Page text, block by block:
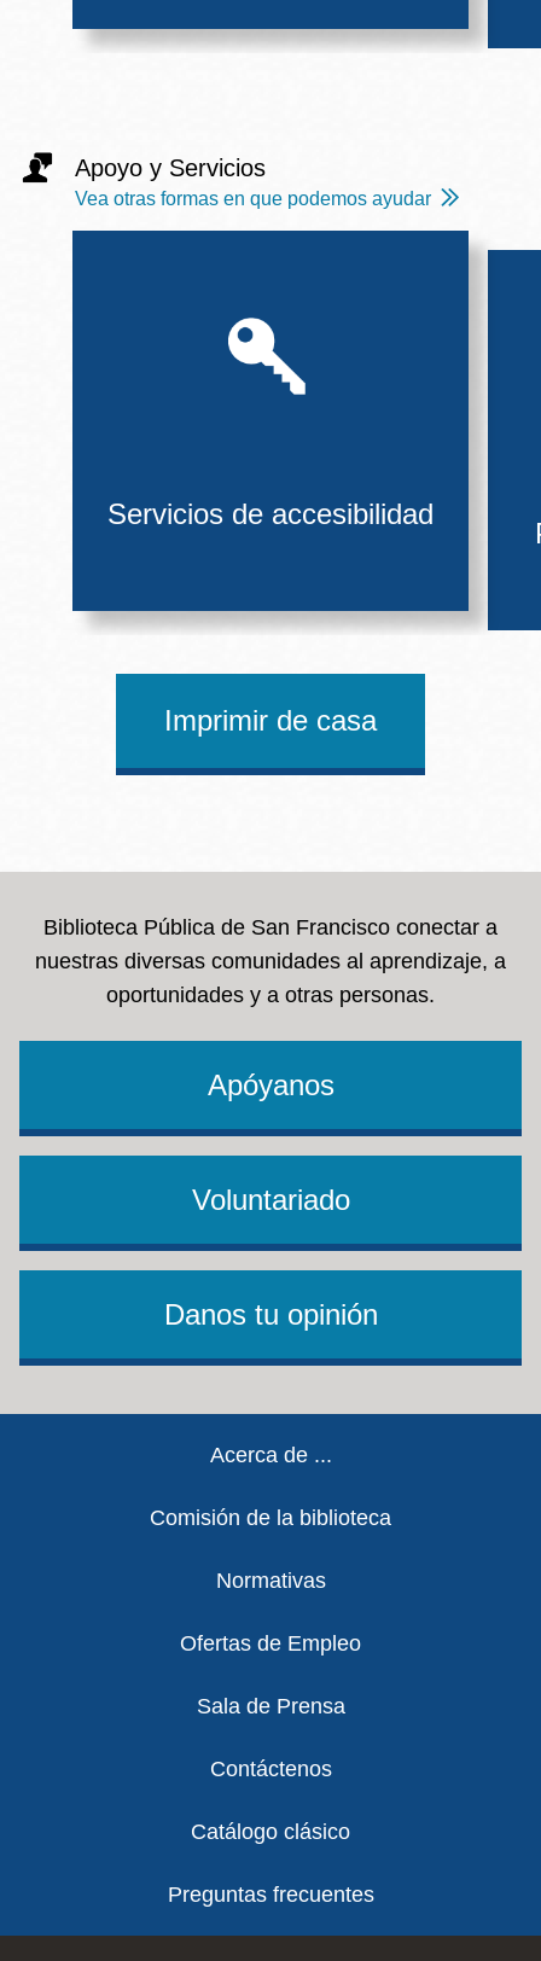
Apoyo y Servicios
Vea otras formas en que podemos ayudar
Servicios de accesibilidad
Imprimir de casa
Biblioteca Pública de San Francisco conectar a
nuestras diversas comunidades al aprendizaje, a
oportunidades y a otras personas.
Apóyanos
Voluntariado
Danos tu opinión
Acerca de ...
Comisión de la biblioteca
Normativas
Ofertas de Empleo
Sala de Prensa
Contáctenos
Catálogo clásico
Preguntas frecuentes